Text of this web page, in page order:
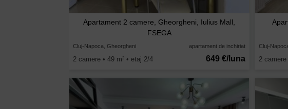
Apartament 2 camere, Gheorgheni, Iulius Mall,
FSEGA
Cluj-Napoca, Gheorgheni apartament de inchiriat
2 camere • 49 m2 • etaj 2/4 649 €/luna
Cluj-
2